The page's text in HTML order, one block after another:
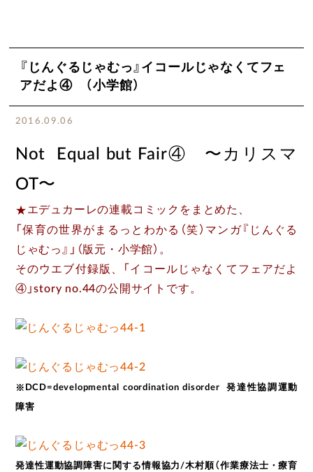
『じんぐるじゃむっ』イコールじゃなくてフェ
アだよ④ （小学館）
2016.09.06
Not Equal but Fair④ 〜カリスマ
OT〜
★エデュカーレの連載コミックをまとめた、
「保育の世界がまるっとわかる（笑）マンガ『じんぐる
じゃむっ』」（版元・小学館）。
そのウエブ付録版、「イコールじゃなくてフェアだよ
④」story no.44の公開サイトです。
※ DCD=developmental coordination disorder発達性協調運動
障害
発達性運動協調障害に関する情報協力/木村順（作業療法士・療育